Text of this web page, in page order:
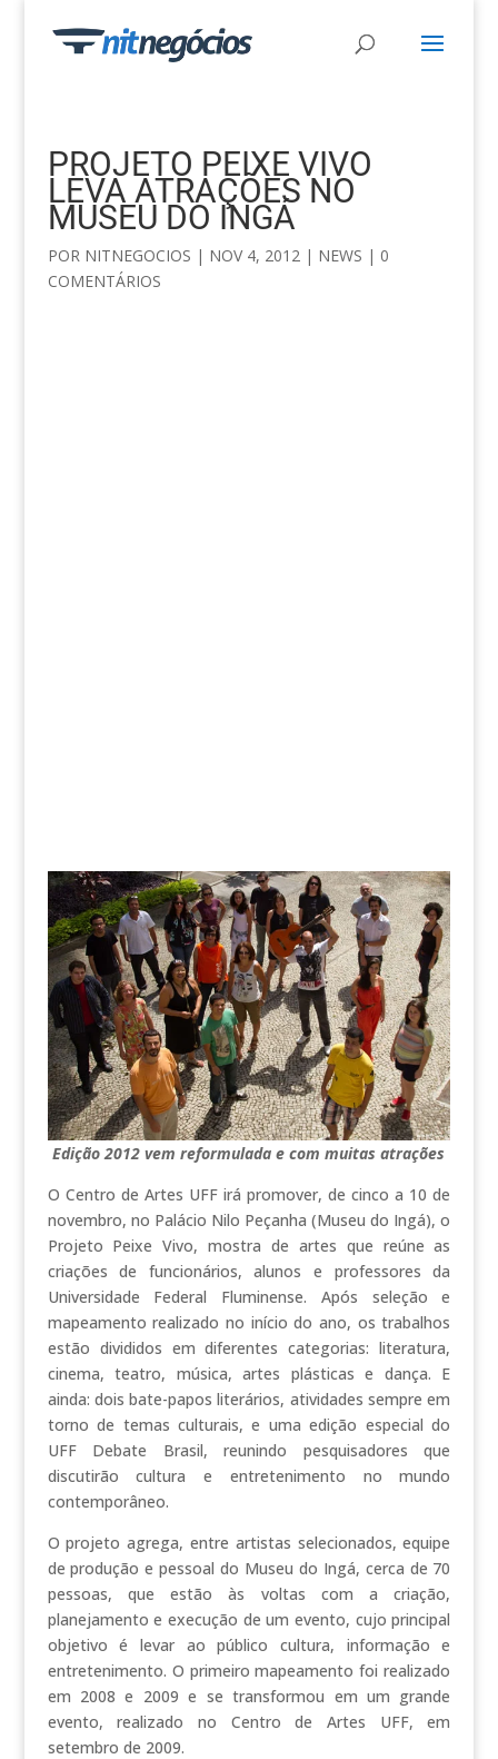
PROJETO PEIXE VIVO
LEVA ATRAÇÕES NO
MUSEU DO INGÁ
POR NITNEGOCIOS | NOV 4, 2012| NEWS | 0
COMENTÁRIOS
Edição 2012 vem reformulada e com muitas atrações
O Centro de Artes UFF irá promover, de cinco a 10 de
novembro, no Palácio Nilo Peçanha (Museu do Ingá), o
Projeto Peixe Vivo, mostra de artes que reúne as
criações de funcionários, alunos e professores da
Universidade Federal Fluminense. Após seleção e
mapeamento realizado no início do ano, os trabalhos
estão divididos em diferentes categorias: literatura,
cinema, teatro, música, artes plásticas e dança. E
ainda: dois bate-papos literários, atividades sempre em
torno de temas culturais, e uma edição especial do
UFF Debate Brasil, reunindo pesquisadores que
discutirão cultura e entretenimento no mundo
contemporâneo.
O projeto agrega, entre artistas selecionados, equipe
de produção e pessoal do Museu do Ingá, cerca de 70
pessoas, que estão às voltas com a criação,
planejamento e execução de um evento, cujo principal
objetivo é levar ao público cultura, informação e
entretenimento. O primeiro mapeamento foi realizado
em 2008 e 2009 e se transformou em um grande
evento, realizado no Centro de Artes UFF, em
setembro de 2009.